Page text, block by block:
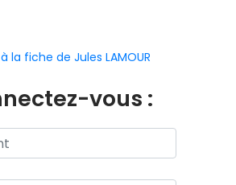
la fiche de Jules LAMOUR
vous :